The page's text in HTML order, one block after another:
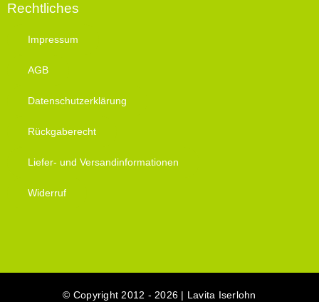
Rechtliches
Impressum
AGB
Datenschutzerklärung
Rückgaberecht
Liefer- und Versandinformationen
Widerruf
© Copyright 2012 - 2026 | Lavita Iserlohn